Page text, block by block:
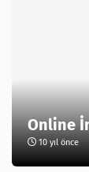
Online
10 yıl önce